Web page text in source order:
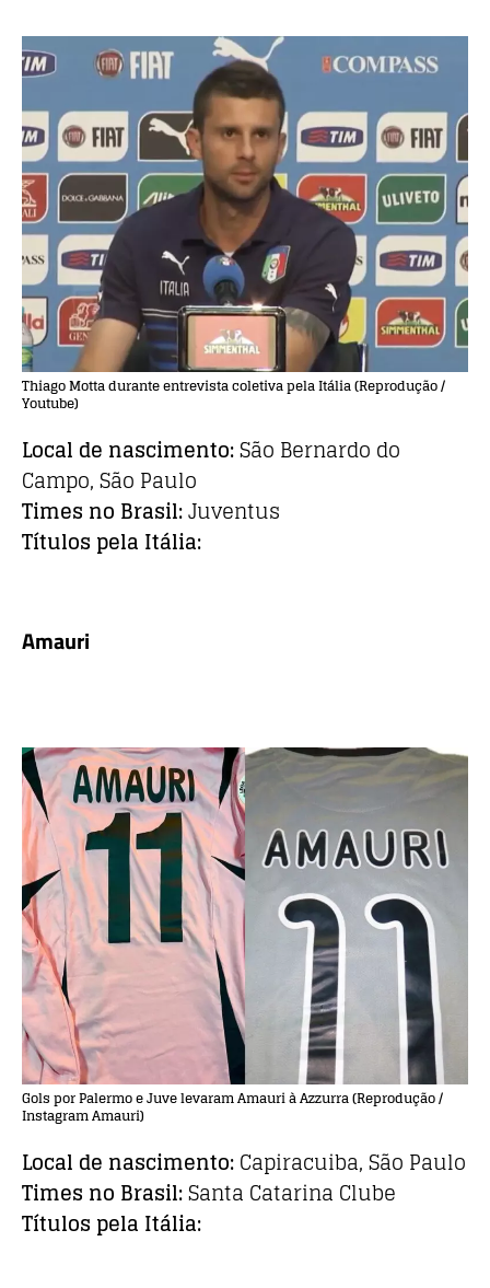
Thiago Motta durante entrevista coletiva pela Itália (Reprodução /
Youtube)
Local de nascimento:São Bernardo do
Campo, São Paulo
Times no Brasil:Juventus
Títulos pela Itália:
Amauri
Gols por Palermo e Juve levaram Amauri à Azzurra (Reprodução /
Instagram Amauri)
Local de nascimento:Capiracuiba, São Paulo
Times no Brasil:Santa Catarina Clube
Títulos pela Itália: